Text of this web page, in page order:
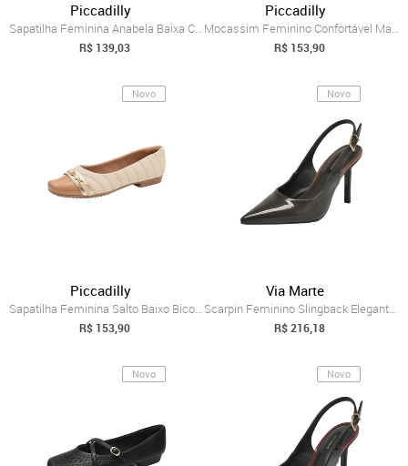
Piccadilly
Sapatilha Feminina Anabela Baixa Clássic...
R$ 139,03
Piccadilly
Mocassim Feminino Confortável Macio Baix...
R$ 153,90
Novo
Piccadilly
Sapatilha Feminina Salto Baixo Bico Redo...
R$ 153,90
Novo
Via Marte
Scarpin Feminino Slingback Elegante Conf...
R$ 216,18
Novo Novo